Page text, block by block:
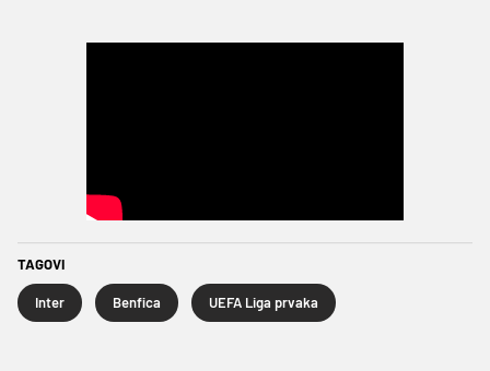
TAGOVI
Inter Benfica UEFA Liga prvaka